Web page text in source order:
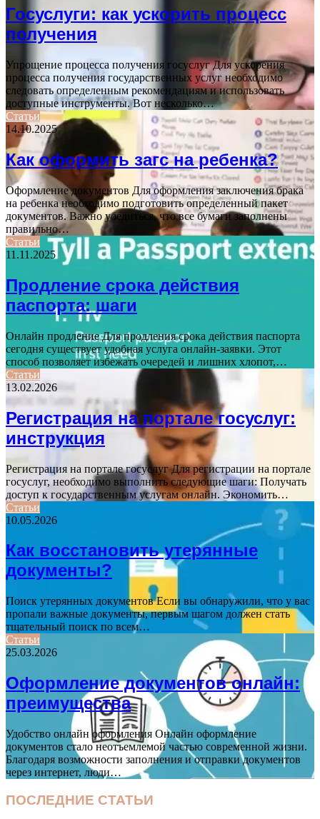
Госуслуги: как ускорить процесс
получения
Упрощение процесса получения госуслуг Для ускорения
процесса получения государственных услуг необходимо
следовать определенным рекомендациям и использовать
доступные инструменты. Вот несколько…
Статьи
14.10.2025
Как оформить загс на ребенка?
Оформление документов Для оформления заключения брака
на ребенка необходимо подготовить определенный пакет
документов. Важно убедиться, что все бумаги заполнены
правильно…
Статьи
11.11.2025
Продление срока действия
паспорта: шаги
Онлайн продление Для продления срока действия паспорта
сегодня существует удобная услуга онлайн-заявки. Этот
способ позволяет избежать очередей и лишних хлопот,…
Статьи
13.02.2026
Регистрация на портале госуслуг:
инструкция
Регистрация на портале госуслуг Для регистрации на портале
госуслуг, необходимо выполнить следующие шаги: Получать
доступ к государственным услугам онлайн. Экономить…
Статьи
10.05.2026
Как восстановить утерянные
документы?
Поиск утерянных документов Если вы обнаружили, что у вас
пропали важные документы, первым шагом должен стать
тщательный поиск по всем…
Статьи
25.03.2026
Оформление документов онлайн:
преимущества
Удобство онлайн оформления Онлайн оформление
документов стало неотъемлемой частью современной жизни.
Благодаря возможности заполнения и отправки документов
через интернет, люди…
ПОСЛЕДНИЕ СТАТЬИ